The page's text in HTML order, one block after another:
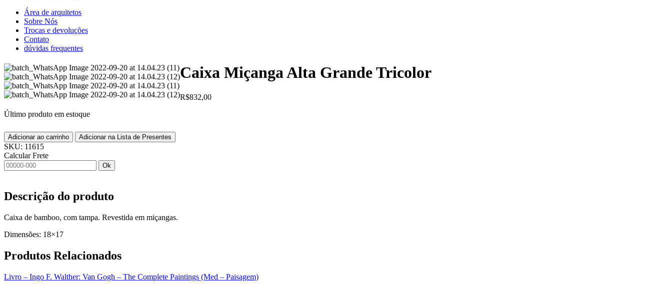
Área de arquitetos
Sobre Nós
Trocas e devoluções
Contato
dúvidas frequentes
Caixa Miçanga Alta Grande Tricolor
R$832,00
Último produto em estoque
Adicionar ao carrinho Adicionar na Lista de Presentes
SKU: 11615
Calcular Frete
Ok
Descrição do produto
Caixa de bamboo, com tampa. Revestida em miçangas.
Dimensões: 18×17
Produtos Relacionados
Livro – Ingo F. Walther: Van Gogh – The Complete Paintings (Med – Paisagem)